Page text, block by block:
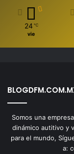
24 ℃
vie
Somos una
dinámico autitivo y
para el mundo,
a: